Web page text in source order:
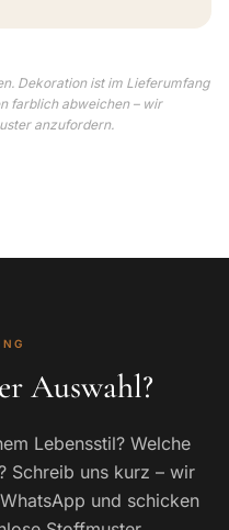
Dekoration ist im Lieferumfang
farblich abweichen – wir
anzufordern.
Auswahl?
Lebensstil? Welche
Schreib uns kurz – wir
und schicken